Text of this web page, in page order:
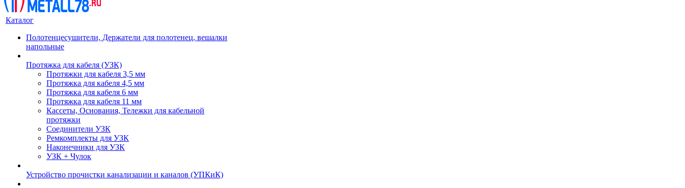
Каталог
Полотенцесушители, Держатели для полотенец, вешалки
напольные
Протяжка для кабеля (УЗК)
Протяжки для кабеля 3,5 мм
Протяжка для кабеля 4,5 мм
Протяжка для кабеля 6 мм
Протяжка для кабеля 11 мм
Кассеты, Основания, Тележки для кабельной
протяжки
Соединители УЗК
Ремкомплекты для УЗК
Наконечники для УЗК
УЗК + Чулок
Устройство прочистки канализации и каналов (УПКиК)